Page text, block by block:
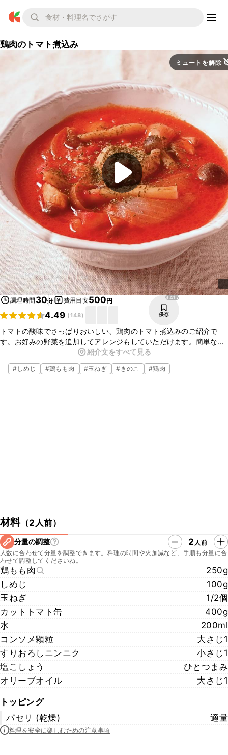
鶏肉のトマト煮込み
ミュートを解除
調理時間 30分 費用目安500円
4.49 (148)
3417
保存
トマトの酸味でさっぱりおいしい、鶏肉のトマト煮込みのご紹介で
す。お好みの野菜を追加してアレンジもしていただけます。簡単なの
でぜひ作ってみてくださいね。紹介文をすべて見る
#しめじ #鶏もも肉 #玉ねぎ # きのこ #鶏肉
材料（2人前）
分量の調整 2 人前
人数に合わせて分量を調整できます。料理の時間や火加減など、手順も分量に合
わせて調整してくださいね。
鶏もも肉
250g
しめじ
100g
玉ねぎ
1/2個
カットトマト缶
400g
水
200ml
コンソメ顆粒
大さじ1
すりおろしニンニク
小さじ1
塩こしょう
ひとつまみ
オリーブオイル
大さじ1
トッピング
パセリ (乾燥)
適量
料理を安全に楽しむための注意事項